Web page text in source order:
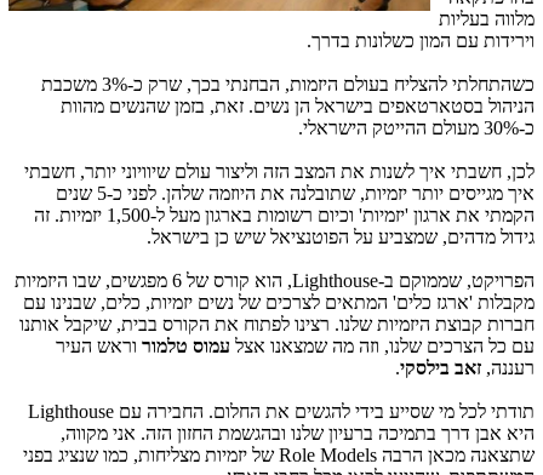
מלווה בעליות
וירידות עם המון כשלונות בדרך.
כשהתחלתי להצליח בעולם היזמות, הבחנתי בכך, שרק כ-3% משכבת
הניהול בסטארטאפים בישראל הן נשים. זאת, בזמן שהנשים מהוות
כ-30% מעולם ההייטק הישראלי.
לכן, חשבתי איך לשנות את המצב הזה וליצור עולם שיוויוני יותר, חשבתי
איך מגייסים יותר יזמיות, שתובלנה את היוזמה שלהן. לפני כ-5 שנים
הקמתי את ארגון 'יזמיות' וכיום רשומות בארגון מעל ל-1,500 יזמיות. זה
גידול מדהים, שמצביע על הפוטנציאל שיש כן בישראל.
הפרויקט, שממוקם ב-Lighthouse, הוא קורס של 6 מפגשים, שבו היזמיות
מקבלות 'ארגז כלים' המתאים לצרכים של נשים יזמיות, כלים, שבנינו עם
חברות קבוצת היזמיות שלנו. רצינו לפתוח את הקורס בבית, שיקבל אותנו
עם כל הצרכים שלנו, וזה מה שמצאנו אצל עמוס טלמור וראש העיר
רעננה, זאב בילסקי.
תודתי לכל מי שסייע בידי להגשים את החלום. החבירה עם Lighthouse
היא אבן דרך בתמיכה ברעיון שלנו ובהגשמת החזון הזה. אני מקווה,
שתצאנה מכאן הרבה Role Models של יזמיות מצליחות, כמו שנציג בפני